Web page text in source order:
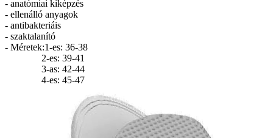
- anatómiai kiképzés
- ellenálló anyagok
- antibakteriáis
- szaktalanító
- Méretek:1-es: 36-38
2-es: 39-41
3-as: 42-44
4-es: 45-47